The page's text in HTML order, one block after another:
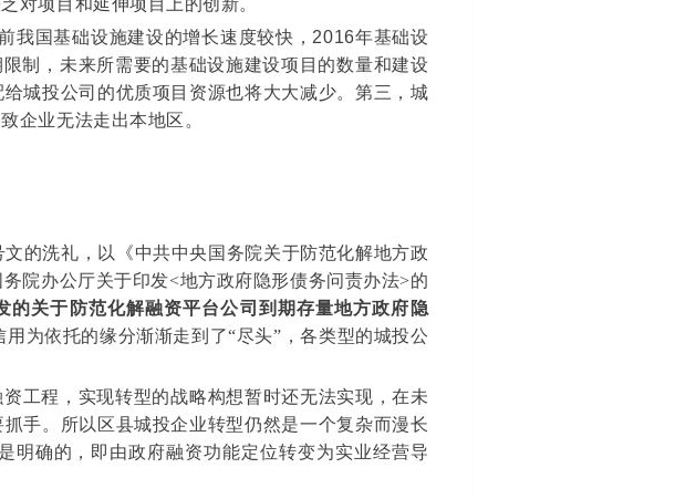
对项目和延伸项目上的创新。
我国基础设施建设的增长速度较快，2016年基础设
制，未来所需要的基础设施建设项目的数量和建设
城投公司的优质项目资源也将大大减少。第三，城
企业无法走出本地区。
的洗礼，以《中共中央国务院关于防范化解地方政
院办公厅关于印发<地方政府隐形债务问责办法>的
的关于防范化解融资平台公司到期存量地方政府隐
为依托的缘分渐渐走到了“尽头”，各类型的城投公
工程，实现转型的战略构想暂时还无法实现，在未
手。所以区县城投企业转型仍然是一个复杂而漫长
明确的，即由政府融资功能定位转变为实业经营导